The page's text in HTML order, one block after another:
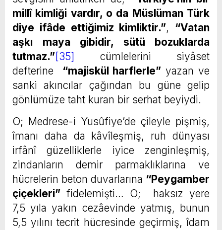
millî kimliği vardır, o da Müslüman Türk
diye ifâde ettiğimiz kimliktir.”, “Vatan
aşkı maya gibidir, sütü bozuklarda
tutmaz.” [35] cümlelerini siyâset
defterine “majiskül harflerle” yazan ve
sanki akıncılar çağından bu güne gelip
gönlümüze taht kuran bir serhat beyiydi.
O; Medrese-i Yusûfiye’de çileyle pişmiş,
îmanı daha da kâvîleşmiş, ruh dünyası
irfânî güzelliklerle iyice zenginleşmiş,
zindanların demir parmaklıklarına ve
hücrelerin beton duvarlarına “Peygamber
çiçekleri” fidelemişti… O; haksız yere
7,5 yıla yakın cezâevinde yatmış, bunun
5,5 yılını tecrit hücresinde geçirmiş, îdam